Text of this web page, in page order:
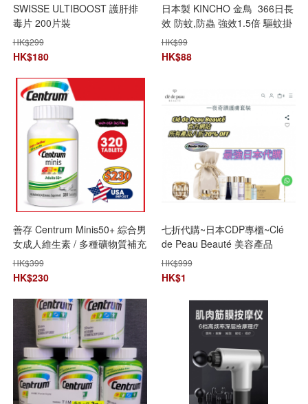
SWISSE ULTIBOOST 護肝排
毒片 200片裝
HK$299
HK$180
日本製 KINCHO 金鳥 366日長
效 防蚊,防蟲 強效1.5倍 驅蚊掛
片 (虫よけバリア ブラック 366
日)
HK$99
HK$88
善存 Centrum Minis50+ 綜合男
女成人維生素 / 多種礦物質補充
片（320片裝160日份量) - 美
國平行進口
HK$399
HK$230
七折代購~日本CDP專櫃~Clé
de Peau Beauté 美容產品
HK$999
HK$1